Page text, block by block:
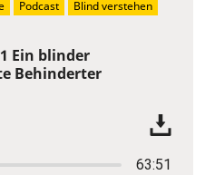
Ein blinder
Behinderter
63:51
Podcast Blind verstehen